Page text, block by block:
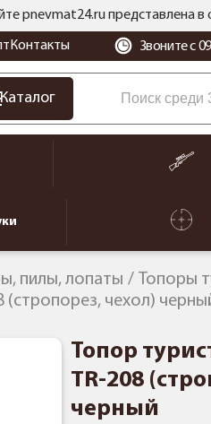
pnevmat24.ru
Контакты Звоните с
Каталог
пилы, лопаты
Топоры
(стропорез, чехол)
Топор
TR-208
черный